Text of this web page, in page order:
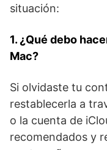
situación:
1. ¿Qué debo
Mac?
Si olvidaste tu
restablecerla a
⁤o la cuenta de
recomendados y